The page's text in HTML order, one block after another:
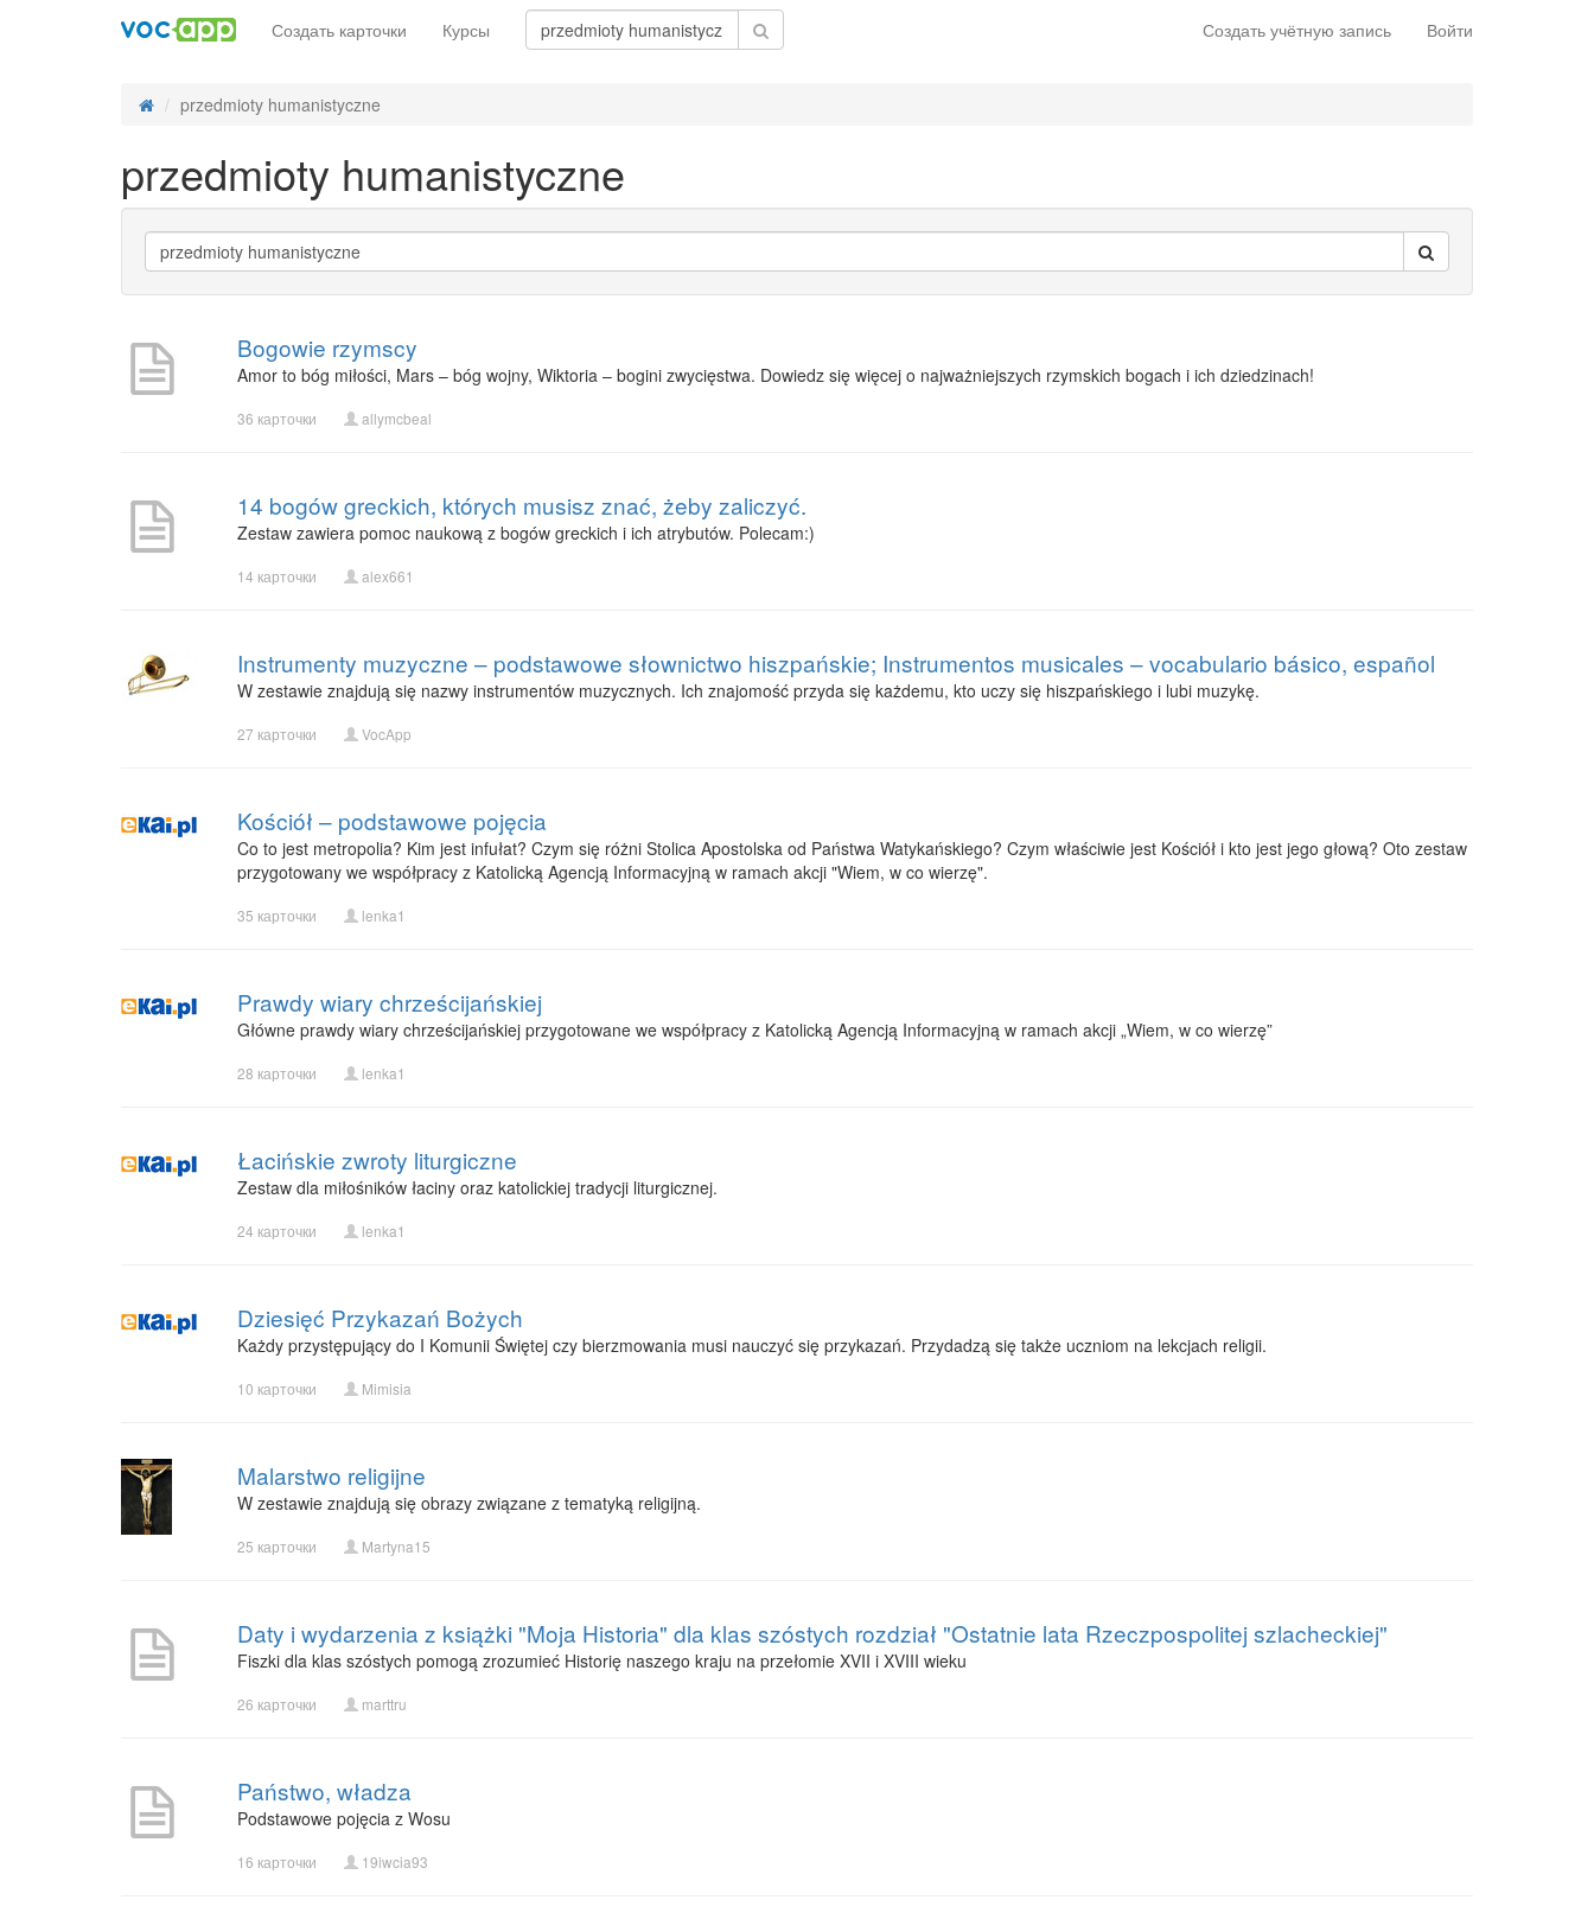
Создать учётную запись Войти
Создать карточки Курсы
przedmioty humanistyczne
przedmioty humanistyczne
Bogowie rzymscy
Amor to bóg miłości, Mars – bóg wojny, Wiktoria – bogini zwycięstwa. Dowiedz się więcej o najważniejszych rzymskich bogach i ich dziedzinach!
36 карточки allymcbeal
14 bogów greckich, których musisz znać, żeby zaliczyć.
Zestaw zawiera pomoc naukową z bogów greckich i ich atrybutów. Polecam:)
14 карточки alex661
Instrumenty muzyczne – podstawowe słownictwo hiszpańskie; Instrumentos musicales – vocabulario básico, español
W zestawie znajdują się nazwy instrumentów muzycznych. Ich znajomość przyda się każdemu, kto uczy się hiszpańskiego i lubi muzykę.
27 карточки VocApp
Kościół – podstawowe pojęcia
Co to jest metropolia? Kim jest infułat? Czym się różni Stolica Apostolska od Państwa Watykańskiego? Czym właściwie jest Kościół i kto jest jego głową? Oto zestaw
przygotowany we współpracy z Katolicką Agencją Informacyjną w ramach akcji "Wiem, w co wierzę".
35 карточки lenka1
Prawdy wiary chrześcijańskiej
Główne prawdy wiary chrześcijańskiej przygotowane we współpracy z Katolicką Agencją Informacyjną w ramach akcji „Wiem, w co wierzę”
28 карточки lenka1
Łacińskie zwroty liturgiczne
Zestaw dla miłośników łaciny oraz katolickiej tradycji liturgicznej.
24 карточки lenka1
Dziesięć Przykazań Bożych
Każdy przystępujący do I Komunii Świętej czy bierzmowania musi nauczyć się przykazań. Przydadzą się także uczniom na lekcjach religii.
10 карточки Mimisia
Malarstwo religijne
W zestawie znajdują się obrazy związane z tematyką religijną.
25 карточки Martyna15
Daty i wydarzenia z książki "Moja Historia" dla klas szóstych rozdział "Ostatnie lata Rzeczpospolitej szlacheckiej"
Fiszki dla klas szóstych pomogą zrozumieć Historię naszego kraju na przełomie XVII i XVIII wieku
26 карточки marttru
Państwo, władza
Podstawowe pojęcia z Wosu
16 карточки 19iwcia93